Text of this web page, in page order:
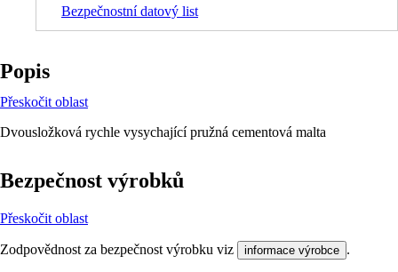
Bezpečnostní datový list
Popis
Přeskočit oblast
Dvousložková rychle vysychající pružná cementová malta
Bezpečnost výrobků
Přeskočit oblast
Zodpovědnost za bezpečnost výrobku viz informace výrobce .